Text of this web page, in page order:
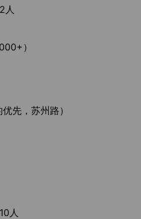
2人
）
先，苏州路）
10人